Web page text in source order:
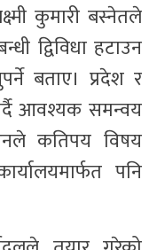
कुमारी बस्नेतले
द्विविधा हटाउन
बताए। प्रदेश र
आवश्यक समन्वय
कतिपय विषय
पनि